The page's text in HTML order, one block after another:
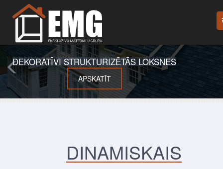
DEKORATĪVI STRUKTURIZĒTĀS LOKSNES
APSKATĪT
DINAMISKAIS